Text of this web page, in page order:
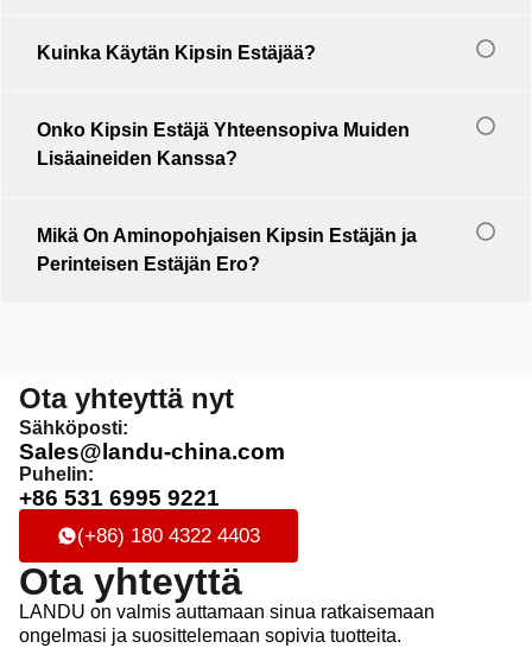
Kuinka Käytän Kipsin Estäjää?
Onko Kipsin Estäjä Yhteensopiva Muiden
Lisäaineiden Kanssa?
Mikä On Aminopohjaisen Kipsin Estäjän ja
Perinteisen Estäjän Ero?
Ota yhteyttä nyt
Sähköposti:
Sales@landu-china.com
Puhelin:
+86 531 6995 9221
(+86) 180 4322 4403
Ota yhteyttä
LANDU on valmis auttamaan sinua ratkaisemaan
ongelmasi ja suosittelemaan sopivia tuotteita.